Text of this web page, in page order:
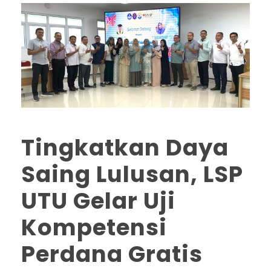
Tingkatkan Daya
Saing Lulusan, LSP
UTU Gelar Uji
Kompetensi
Perdana Gratis